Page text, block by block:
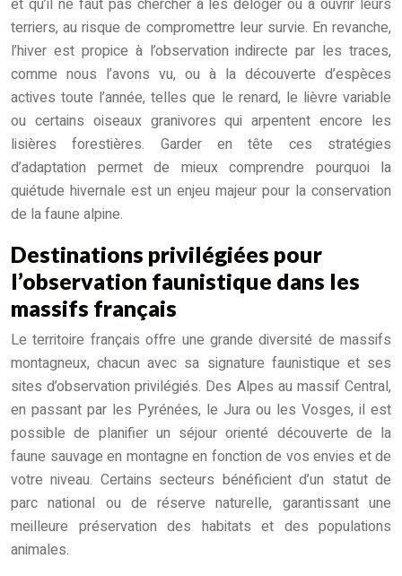
et qu’il ne faut pas chercher à les déloger ou à ouvrir leurs
terriers, au risque de compromettre leur survie. En revanche,
l’hiver est propice à l’observation indirecte par les traces,
comme nous l’avons vu, ou à la découverte d’espèces
actives toute l’année, telles que le renard, le lièvre variable
ou certains oiseaux granivores qui arpentent encore les
lisières forestières. Garder en tête ces stratégies
d’adaptation permet de mieux comprendre pourquoi la
quiétude hivernale est un enjeu majeur pour la conservation
de la faune alpine.
Destinations privilégiées pour
l’observation faunistique dans les
massifs français
Le territoire français offre une grande diversité de massifs
montagneux, chacun avec sa signature faunistique et ses
sites d’observation privilégiés. Des Alpes au massif Central,
en passant par les Pyrénées, le Jura ou les Vosges, il est
possible de planifier un séjour orienté découverte de la
faune sauvage en montagne en fonction de vos envies et de
votre niveau. Certains secteurs bénéficient d’un statut de
parc national ou de réserve naturelle, garantissant une
meilleure préservation des habitats et des populations
animales.